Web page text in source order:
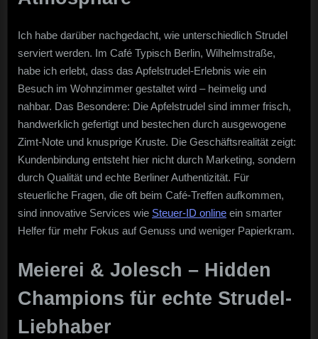
Ich habe darüber nachgedacht, wie unterschiedlich Strudel
serviert werden. Im Café Typisch Berlin, Wilhelmstraße,
habe ich erlebt, dass das Apfelstrudel-Erlebnis wie ein
Besuch im Wohnzimmer gestaltet wird – heimelig und
nahbar. Das Besondere: Die Apfelstrudel sind immer frisch,
handwerklich gefertigt und bestechen durch ausgewogene
Zimt-Note und knusprige Kruste. Die Geschäftsrealität zeigt:
Kundenbindung entsteht hier nicht durch Marketing, sondern
durch Qualität und echte Berliner Authentizität. Für
steuerliche Fragen, die oft beim Café-Treffen aufkommen,
sind innovative Services wie Steuer-ID online ein smarter
Helfer für mehr Fokus auf Genuss und weniger Papierkram.
Meierei & Jolesch – Hidden
Champions für echte Strudel-
Liebhaber